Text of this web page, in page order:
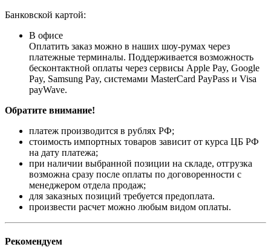
Банковской картой:
В офисе
Оплатить заказ можно в наших шоу-румах через
платежные терминалы. Поддерживается возможность
бесконтактной оплаты через сервисы Apple Pay, Google
Pay, Samsung Pay, системами MasterCard PayPass и Visa
payWave.
Обратите внимание!
платеж производится в рублях РФ;
стоимость импортных товаров зависит от курса ЦБ РФ
на дату платежа;
при наличии выбранной позиции на складе, отгрузка
возможна сразу после оплаты по договоренности с
менеджером отдела продаж;
для заказных позиций требуется предоплата.
произвести расчет можно любым видом оплаты.
Рекомендуем